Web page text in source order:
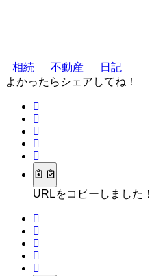
相続 不動産
日記
よかったらシェアしてね！
URLをコピーしました！